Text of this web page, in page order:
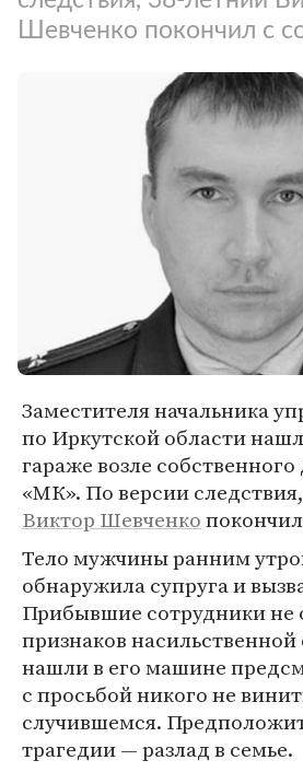
Шевченко покончил с
Заместителя начальника
по Иркутской области
гараже возле
«МК». По версии
Виктор Шевченко
Тело мужчины ранним
обнаружила супруга и
Прибывшие сотрудники не
признаков насильственной
нашли в его машине
с просьбой никого не
случившемся.
трагедии — разлад в семье.